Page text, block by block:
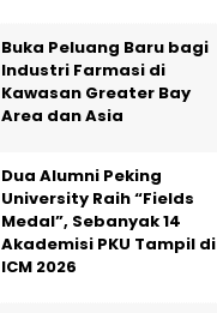
Buka Peluang Baru bagi
Industri Farmasi di
Kawasan Greater Bay
Area dan Asia
Dua Alumni Peking
University Raih “Fields
Medal”, Sebanyak 14
Akademisi PKU Tampil di
ICM 2026